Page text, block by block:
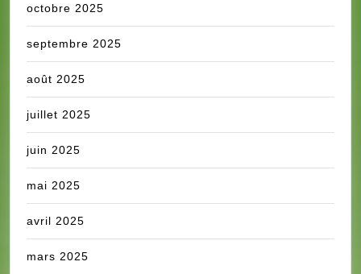
octobre 2025
septembre 2025
août 2025
juillet 2025
juin 2025
mai 2025
avril 2025
mars 2025